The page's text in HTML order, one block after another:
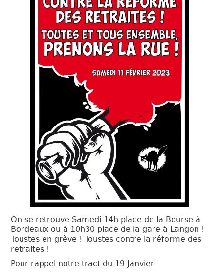
On se retrouve Samedi 14h place de la Bourse à
Bordeaux ou à 10h30 place de la gare à Langon !
Toustes en grève ! Toustes contre la réforme des
retraites !
Pour rappel notre tract du 19 Janvier